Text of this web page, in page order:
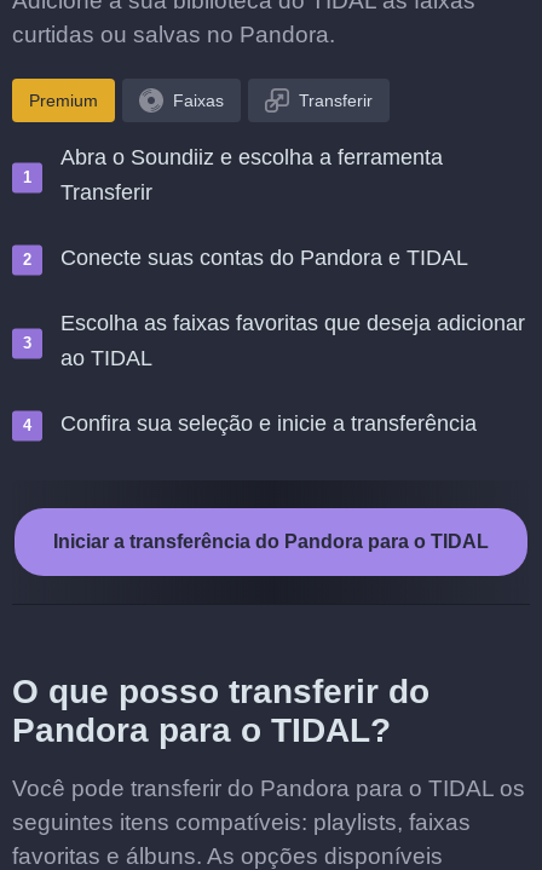
curtidas ou salvas no Pandora.
Premium Faixas Transferir
Abra o Soundiiz e escolha a ferramenta
Transferir
Conecte suas contas do Pandora e TIDAL
Escolha as faixas favoritas que deseja adicionar
ao TIDAL
Confira sua seleção e inicie a transferência
Iniciar a transferência do Pandora para o TIDAL
O que posso transferir do
Pandora para o TIDAL?
Você pode transferir do Pandora para o TIDAL os
seguintes itens compatíveis: playlists, faixas
favoritas e álbuns. As opções disponíveis